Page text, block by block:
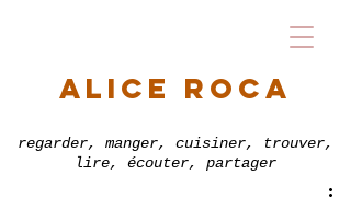
alice roca
regarder, manger, cuisiner, trouver,
lire, écouter, partager